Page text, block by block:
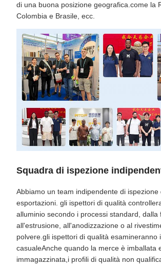
di una buona posizione geografica.come la
Colombia e Brasile, ecc.
Squadra di ispezione
Abbiamo un team indipendente di ispezione
esportazioni. gli ispettori di qualità
alluminio secondo i processi standard, dalla
all'estrusione, all'anodizzazione o al
polvere.gli ispettori di qualità esamineranno
casualeAnche quando la merce è imballata
immagazzinata,i profili di qualità non